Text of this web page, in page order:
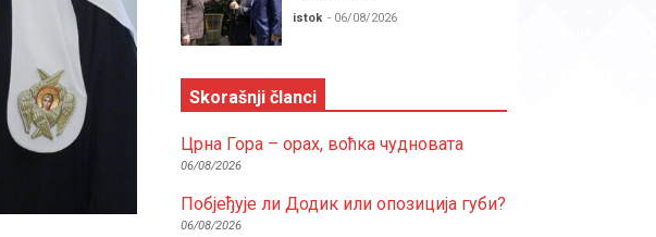
istok - 06/08/2026
Skorašnji članci
Црна Гора – орах, воћка чудновата
06/08/2026
Побјеђује ли Додик или опозиција губи?
06/08/2026